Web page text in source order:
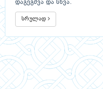
დაგეგმვა და სხვა.
სრულად